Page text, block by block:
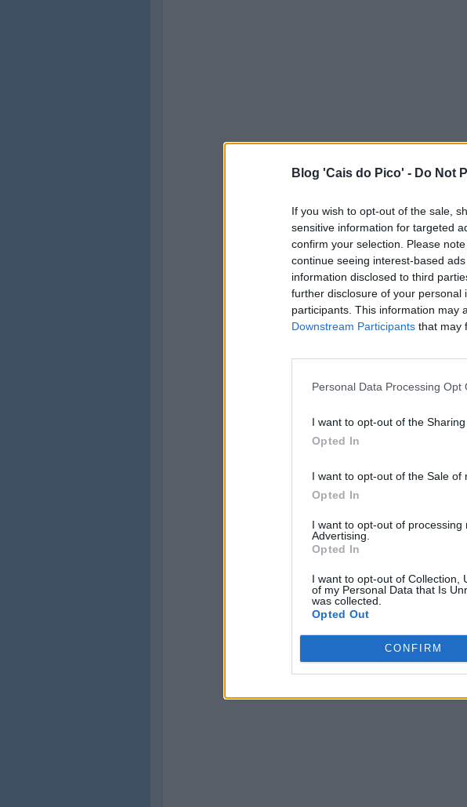
Blog 'Cais do Pico' - Do Not
If you wish to opt-out of the sale,
sensitive information for targeted
confirm your selection. Please
continue seeing interest-based
information disclosed to third
further disclosure of your personal
participants. This information may
Downstream Participants that may
Personal Data Processing Opt
I want to opt-out of the
Opted In
I want to opt-out of the Sale of
Opted In
I want to opt-out of
Advertising.
Opted In
I want to opt-out of Collection,
of my Personal Data that Is
was collected.
Opted Out
CONFIRM